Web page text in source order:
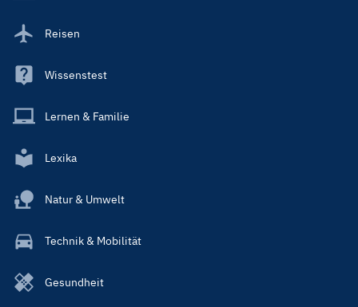
Reisen
Wissenstest
Lernen & Familie
Lexika
Natur & Umwelt
Technik & Mobilität
Gesundheit